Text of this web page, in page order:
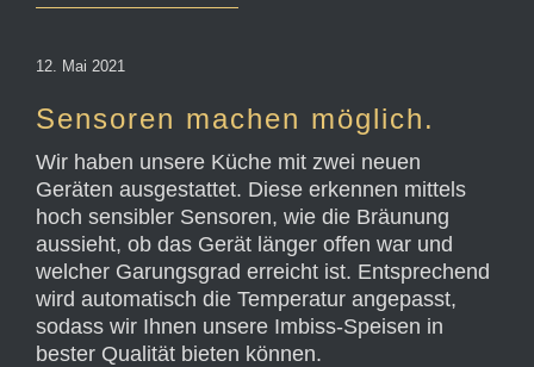
12. Mai 2021
Sensoren machen möglich.
Wir haben unsere Küche mit zwei neuen
Geräten ausgestattet. Diese erkennen mittels
hoch sensibler Sensoren, wie die Bräunung
aussieht, ob das Gerät länger offen war und
welcher Garungsgrad erreicht ist. Entsprechend
wird automatisch die Temperatur angepasst,
sodass wir Ihnen unsere Imbiss-Speisen in
bester Qualität bieten können.